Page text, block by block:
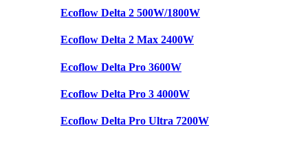
Ecoflow Delta 2 500W/1800W
Ecoflow Delta 2 Max 2400W
Ecoflow Delta Pro 3600W
Ecoflow Delta Pro 3 4000W
Ecoflow Delta Pro Ultra 7200W